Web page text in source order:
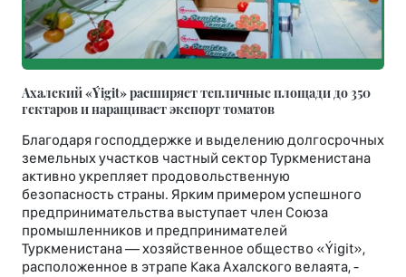
Ахалский «Ýigit» расширяет тепличные площади до 350
гектаров и наращивает экспорт томатов
Благодаря господдержке и выделению долгосрочных
земельных участков частный сектор Туркменистана
активно укрепляет продовольственную
безопасность страны. Ярким примером успешного
предпринимательства выступает член Союза
промышленников и предпринимателей
Туркменистана — хозяйственное общество «Ýigit»,
расположенное в этрапе Кака Ахалского велаята, -